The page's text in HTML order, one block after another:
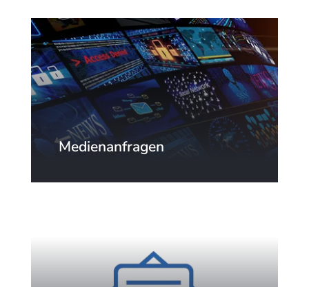
medienbezogenes Material
herunter.
Medienanfragen